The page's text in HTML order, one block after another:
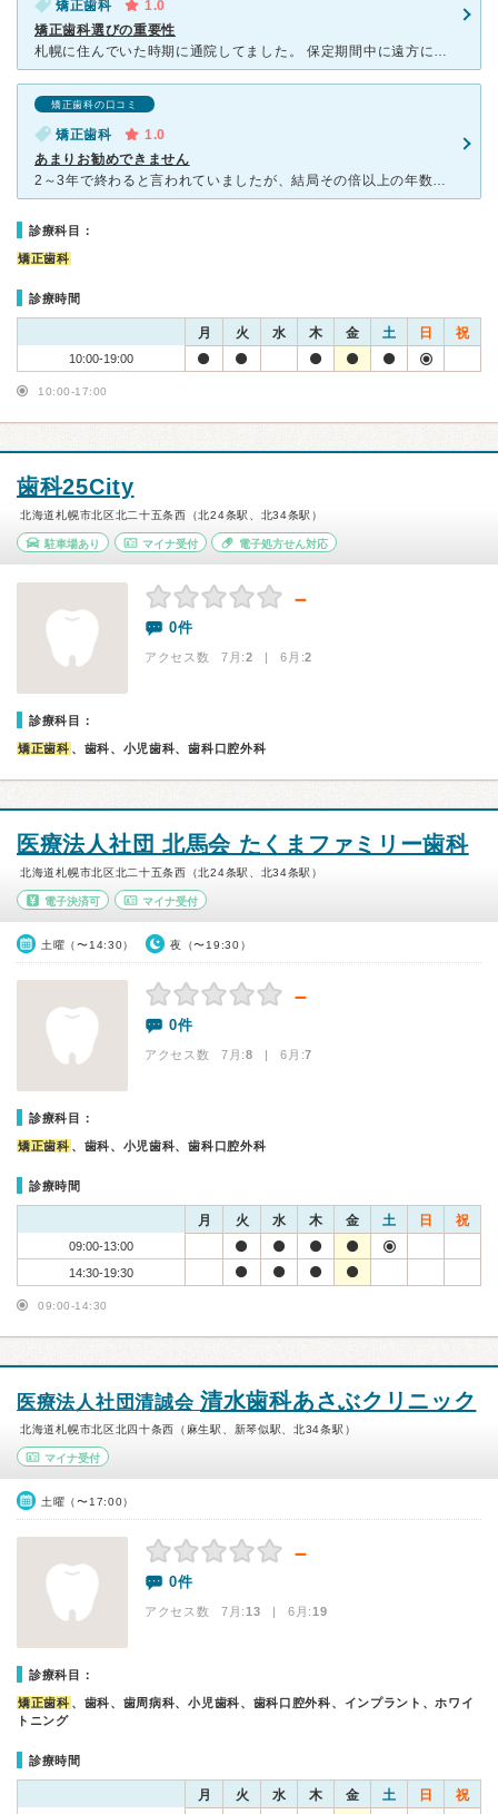
矯正歯科
1.0
矯正歯科選びの重要性
札幌に住んでいた時期に通院してました。 保定期間中に遠方に引っ越しすることになり、どうしたら良いか相談するために電話しましたが何度も保留にされ長時間待たされました。通話した時間より保留で待たされた時
矯正歯科の口コミ
矯正歯科
1.0
あまりお勧めできません
2～3年で終わると言われていましたが、結局その倍以上の年数がかかってしまいました。 毎月のワイヤー等の調整は衛生士の方がやります。医師は数秒口の中を見るだけで、今回どうなって次回以降はどういう風に進
診療科目：
矯正歯科
診療時間
月 火 水 木 金 土 日 祝
10:00-19:00
10:00-17:00
歯科25City
北海道札幌市北区北二十五条西（北24条駅、北34条駅）
駐車場あり マイナ受付 電子処方せん対応
－
0件
アクセス数 7月:2 | 6月:2
診療科目：
矯正歯科 、歯科、小児歯科、歯科口腔外科
医療法人社団 北馬会 たくまファミリー歯科
北海道札幌市北区北二十五条西（北24条駅、北34条駅）
電子決済可 マイナ受付
土曜（〜14:30） 夜（〜19:30）
－
0件
アクセス数 7月:8 | 6月:7
診療科目：
矯正歯科 、歯科、小児歯科、歯科口腔外科
診療時間
月 火 水 木 金 土 日 祝
09:00-13:00
14:30-19:30
09:00-14:30
医療法人社団清誠会 清水歯科あさぶクリニック
北海道札幌市北区北四十条西（麻生駅、新琴似駅、北34条駅）
マイナ受付
土曜（〜17:00）
－
0件
アクセス数 7月:13 | 6月:19
診療科目：
矯正歯科 、歯科、歯周病科、小児歯科、歯科口腔外科、インプラント、ホワイ
トニング
診療時間
月 火 水 木 金 土 日 祝